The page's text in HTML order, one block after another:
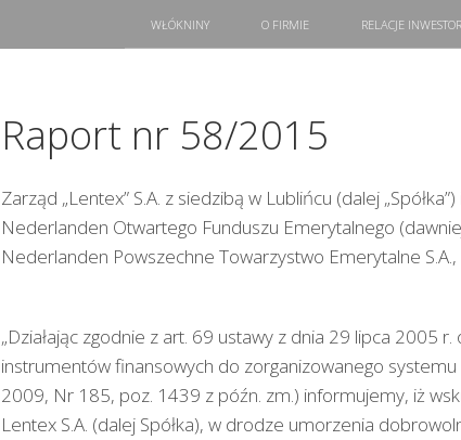
WŁÓKNINY O FIRMIE RELACJE
Raport nr 58/2015
Zarząd „Lentex” S.A. z siedzibą w Lublińcu (dalej
Nederlanden Otwartego Funduszu Emerytalnego
Nederlanden Powszechne Towarzystwo Emerytalne
„Działając zgodnie z art. 69 ustawy z dnia 29 lipca 2005
instrumentów finansowych do zorganizowanego
2009, Nr 185, poz. 1439 z późn. zm.) informujemy, iż
Lentex S.A. (dalej Spółka), w drodze umorzenia